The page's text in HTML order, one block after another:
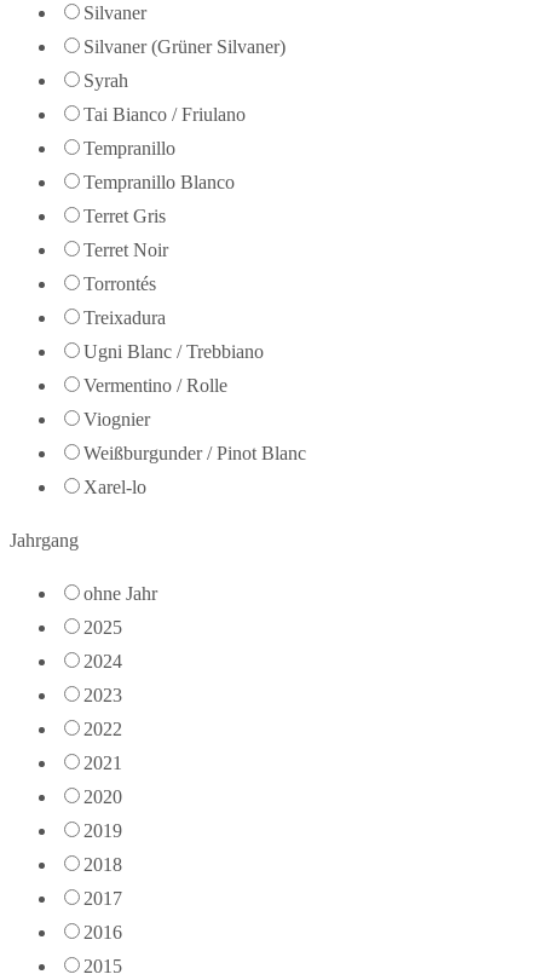
Silvaner
Silvaner (Grüner Silvaner)
Syrah
Tai Bianco / Friulano
Tempranillo
Tempranillo Blanco
Terret Gris
Terret Noir
Torrontés
Treixadura
Ugni Blanc / Trebbiano
Vermentino / Rolle
Viognier
Weißburgunder / Pinot Blanc
Xarel-lo
Jahrgang
ohne Jahr
2025
2024
2023
2022
2021
2020
2019
2018
2017
2016
2015